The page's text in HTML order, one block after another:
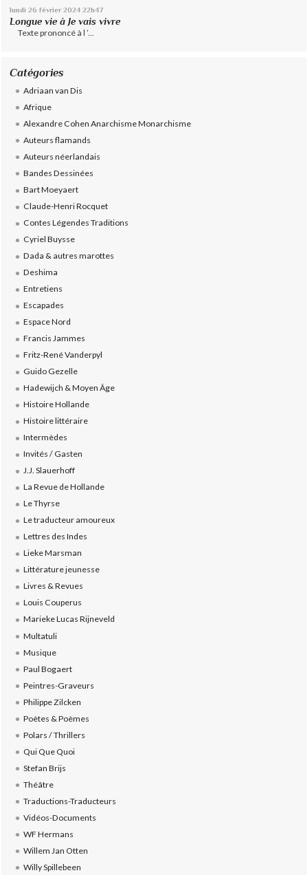
lundi 26 février 2024 22h47
Longue vie à Je vais vivre
Texte prononcé à l ’...
Catégories
Adriaan van Dis
Afrique
Alexandre Cohen Anarchisme Monarchisme
Auteurs flamands
Auteurs néerlandais
Bandes Dessinées
Bart Moeyaert
Claude-Henri Rocquet
Contes Légendes Traditions
Cyriel Buysse
Dada & autres marottes
Deshima
Entretiens
Escapades
Espace Nord
Francis Jammes
Fritz-René Vanderpyl
Guido Gezelle
Hadewijch & Moyen Âge
Histoire Hollande
Histoire littéraire
Intermèdes
Invités / Gasten
J.J. Slauerhoff
La Revue de Hollande
Le Thyrse
Le traducteur amoureux
Lettres des Indes
Lieke Marsman
Littérature jeunesse
Livres & Revues
Louis Couperus
Marieke Lucas Rijneveld
Multatuli
Musique
Paul Bogaert
Peintres-Graveurs
Philippe Zilcken
Poètes & Poèmes
Polars / Thrillers
Qui Que Quoi
Stefan Brijs
Théâtre
Traductions-Traducteurs
Vidéos-Documents
WF Hermans
Willem Jan Otten
Willy Spillebeen